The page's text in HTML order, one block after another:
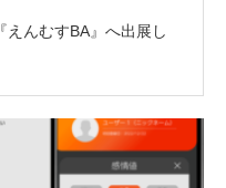
えんむすBA』へ出展し